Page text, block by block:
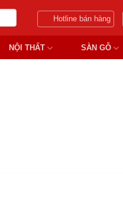
Hotline bán hàng
NỘI THẤT SÀN GỖ